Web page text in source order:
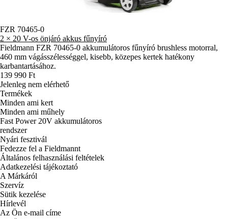
FZR 70465-0
2 × 20 V-os önjáró akkus fűnyíró
Fieldmann FZR 70465-0 akkumulátoros fűnyíró brushless motorral,
460 mm vágásszélességgel, kisebb, közepes kertek hatékony
karbantartásához.
139 990 Ft
Jelenleg nem elérhető
Termékek
Minden ami kert
Minden ami műhely
Fast Power 20V akkumulátoros
rendszer
Nyári fesztivál
Fedezze fel a Fieldmannt
Általános felhasználási feltételek
Adatkezelési tájékoztató
A Márkáról
Szervíz
Sütik kezelése
Hírlevél
Az Ön e-mail címe